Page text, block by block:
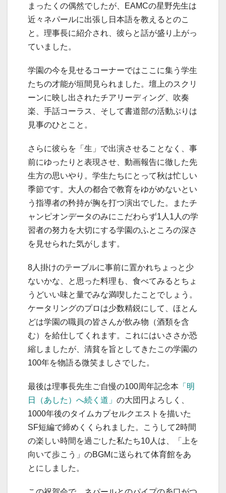
まったくの偶然でしたが、EAMCの星野先生は
近々ネパールに出張し日本語を教えるとのこ
と。理事長に紹介され、彼らと話が盛り上がっ
ていました。
学園の今を見せるコーナーではここに集う学生
たちの才能が垣間見られました。壇上のスクリ
ーンに映し出されたチアリーディング、吹奏
楽、手話コーラス、そして書道部の活動ぶりは
見事のひとこと。
さらに彼らを「生」で出演させることなく、事
前にゆったりと表現させ、動画報告に徹した先
生方の思いやり。学生たちにとって秋は忙しい
季節です。大人の都合で教育をゆがめないとい
う指導者の矜持が胸を打つ演出でした。またチ
ャンピオンデータのみにこだわらず1人1人の学
習者の努力を大切にする学園のふところの深さ
を見せられた気がします。
8人掛けのテーブルに事前に置かれちょっと少
ないかな、と思った料理も、食べてみるとちょ
うどいい味と量でみな満喫したことでしょう。
ケータリングのプロは少数精鋭にして、ほとん
どは学園の職員の皆さんが飲み物（酒類を含
む）を給仕してくれます。これにはいささか恐
縮しましたが、清貧を旨としてきたこの学園の
100年を物語る微笑ましさでした。
最後は理事長先生ご自慢の100周年記念本 「明
日（あした）へ続く道」 の大団円よろしく、
1000年後のタイムカプセルクエストを描いた
SF短編で締めくくられました。こうして2時間
の楽しい時間を過ごした私たち10人は、「上を
向いて歩こう」のBGMに送られて体育館をあ
とにしました。